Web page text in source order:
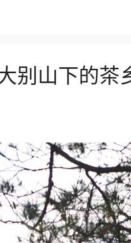
别山下的茶